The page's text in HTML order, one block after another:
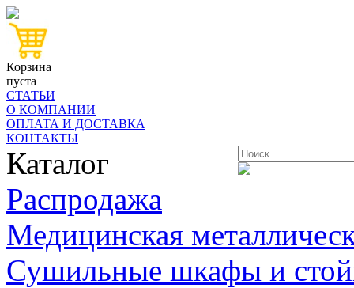
Корзина
пуста
СТАТЬИ
О КОМПАНИИ
ОПЛАТА И ДОСТАВКА
КОНТАКТЫ
Каталог
Распродажа
Медицинская
Сушильные шкафы и